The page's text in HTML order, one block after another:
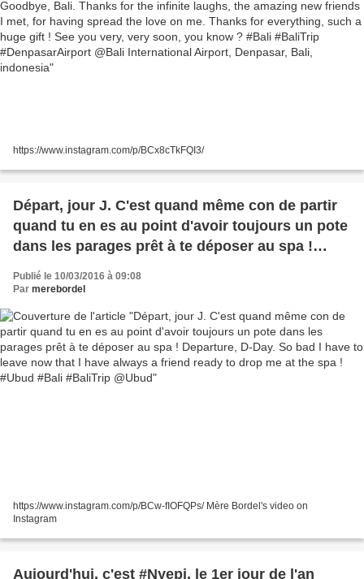
#BaliTrip #DenpasarAirport @Bali International
Airport, Denpasar, Bali, indonesia
https://www.instagram.com/p/BCx8cTkFQI3/
Départ, jour J. C'est quand même con de partir
quand tu en es au point d'avoir toujours un pote
dans les parages prêt à te déposer au spa !
that I have always a friend ready to drop me at
Publié le 10/03/2016 à 09:08
Par merebordel
https://www.instagram.com/p/BCw-fIOFQPs/ Mère Bordel's video on
Instagram
Aujourd'hui, c'est #Nyepi, le 1er jour de l'an